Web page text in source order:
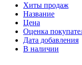
Хиты продаж
Название
Цена
Оценка
Дата добавления
В наличии